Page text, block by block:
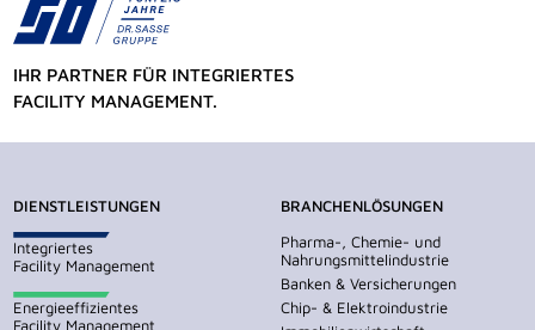
IHR PARTNER FÜR INTEGRIERTES
FACILITY MANAGEMENT.
DIENSTLEISTUNGEN
Integriertes
Facility Management
Energieeffizientes
Facility Management
BRANCHENLÖSUNGEN
Pharma-, Chemie- und
Nahrungsmittelindustrie
Banken & Versicherungen
Chip- & Elektroindustrie